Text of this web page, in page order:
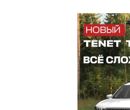
и на выход можно
5 июня 2019 в
Дык ведь судя по
иногородний заразы
надеются. Давайте
форума в Питере
5 июня 2019 в